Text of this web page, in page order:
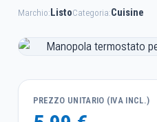
Marchio:ListoCategoria:Cuisine
PREZZO UNITARIO (IVA INCL.)